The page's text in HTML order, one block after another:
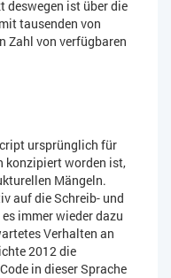
deswegen ist über die
tausenden von
Zahl von verfügbaren
ursprünglich für
konzipiert worden ist,
Mängeln.
auf die Schreib- und
immer wieder dazu
Verhalten an
2012 die
in dieser Sprache